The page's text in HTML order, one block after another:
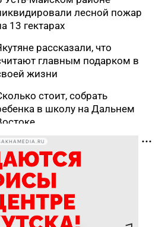
лесной пожар
13 гектарах
рассказали, что
главным подарком в
жизни
стоит, собрать
в школу на Дальнем
Якутии заготовлено 114
тонн сена и 200 тонн
Камчатке завершилась
экспедиция из